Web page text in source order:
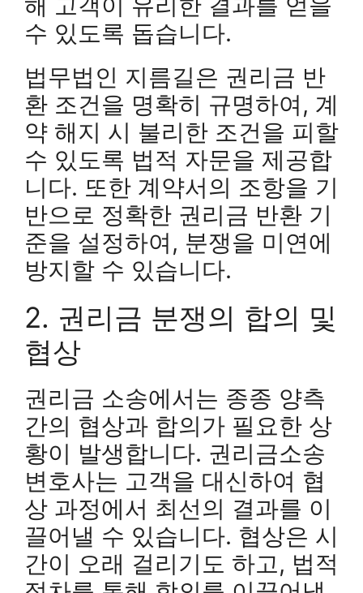
수 있도록 돕습니다.
법무법인 지름길은 권리금 반
환 조건을 명확히 규명하여, 계
약 해지 시 불리한 조건을 피할
수 있도록 법적 자문을 제공합
니다. 또한 계약서의 조항을 기
반으로 정확한 권리금 반환 기
준을 설정하여, 분쟁을 미연에
방지할 수 있습니다.
2. 권리금 분쟁의 합의 및
협상
권리금 소송에서는 종종 양측
간의 협상과 합의가 필요한 상
황이 발생합니다. 권리금소송
변호사는 고객을 대신하여 협
상 과정에서 최선의 결과를 이
끌어낼 수 있습니다. 협상은 시
간이 오래 걸리기도 하고, 법적